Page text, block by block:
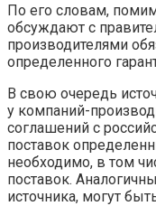
По его словам,
обсуждают с
производителями
определенного
В свою очередь
у компаний-
соглашений с
поставок
необходимо, в том
поставок.
источника, могут